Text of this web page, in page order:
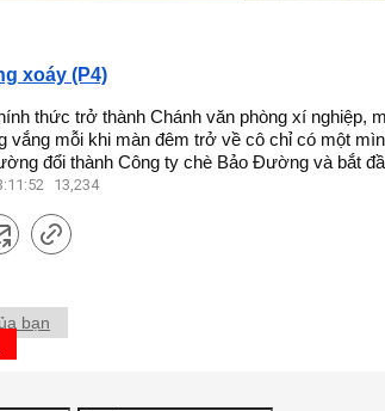
xoáy (P4)
thức trở thành Chánh văn phòng xí
vắng mỗi khi màn đêm trở về cô chỉ có một
đổi thành Công ty chè Bảo Đường và bắt
13,234
bạn